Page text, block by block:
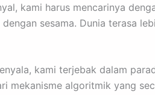
kami harus mencarinya
sesama. Dunia terasa
kami terjebak dalam
mekanisme algoritmik yang